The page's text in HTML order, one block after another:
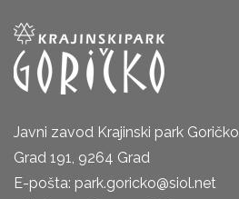
Javni zavod Krajinski park Goričko
Grad 191, 9264 Grad
E-pošta: park.goricko@siol.net